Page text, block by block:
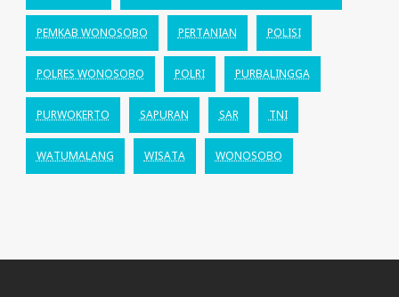
PEMKAB WONOSOBO PERTANIAN POLISI
POLRES WONOSOBO POLRI PURBALINGGA
PURWOKERTO SAPURAN SAR TNI
WATUMALANG WISATA WONOSOBO